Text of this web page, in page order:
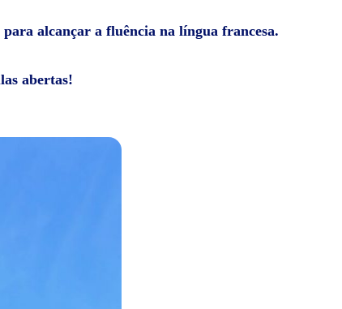
alcançar a fluência na língua francesa.
abertas!